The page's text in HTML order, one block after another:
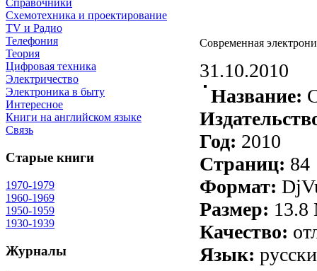
Справочники
Схемотехника и проектирование
TV и Радио
Телефония
Теория
Цифровая техника
Электричество
Электроника в быту
Интересное
Книги на английском языке
Связь
Старые книги
1970-1979
1960-1969
1950-1959
1930-1939
Журналы
Современная
31.10.2010
Название:
Год: 2010
Страниц: 84
Формат:
Размер: 13.8
Качество:
Язык: